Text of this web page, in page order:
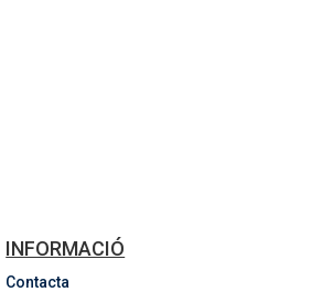
INFORMACIÓ
Contacta